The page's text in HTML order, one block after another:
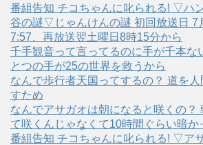
番組告知 チコちゃんに叱られる! ▽ハ
谷の謎▽じゃんけんの謎 初回放送日 7
7:57、再放送翌土曜日8時15分から
千手観音って言ってるのに手が千本な
とつの手が25の世界を救うから
なんで歩行者天国ってするの？ 道を
すため
なんでアサガオは朝になると咲くの？
て咲くんじゃなくて10時間ぐらい暗か
番組告知 チコちゃんに叱られる! ▽ア